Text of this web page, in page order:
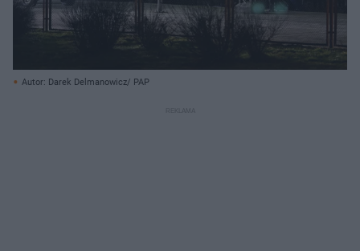
Autor: Darek Delmanowicz/ PAP